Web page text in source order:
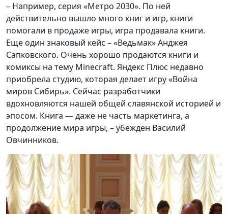
– Например, серия «Метро 2030». По ней
действительно вышло много книг и игр, книги
помогали в продаже игры, игра продавала книги.
Еще один знаковый кейс – «Ведьмак» Анджея
Сапковского. Очень хорошо продаются книги и
комиксы на тему Minecraft. Яндекс Плюс недавно
приобрела студию, которая делает игру «Война
миров Сибирь». Сейчас разработчики
вдохновляются нашей общей славянской историей и
эпосом. Книга — даже не часть маркетинга, а
продолжение мира игры, – убежден Василий
Овчинников.